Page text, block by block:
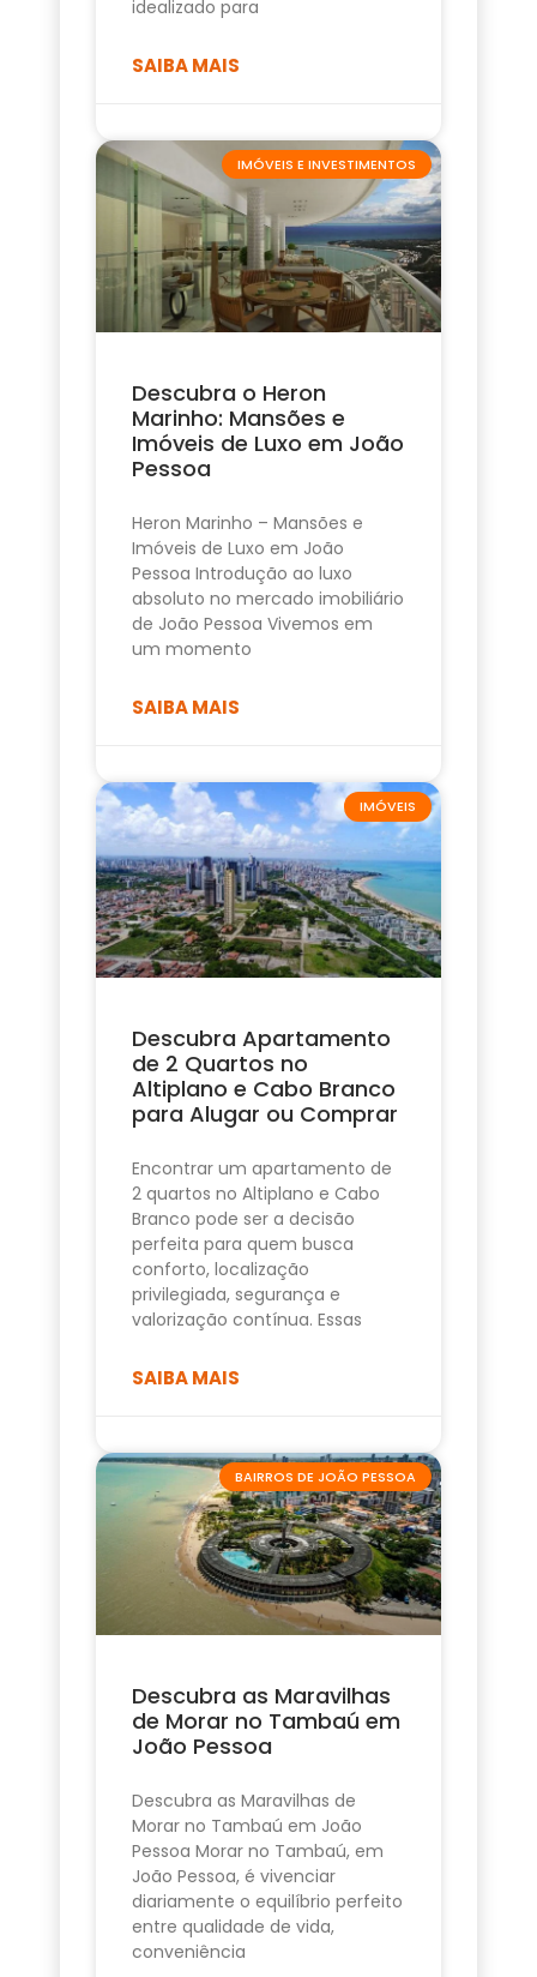
idealizado para
SAIBA MAIS
IMÓVEIS E INVESTIMENTOS
Descubra o Heron
Marinho: Mansões e
Imóveis de Luxo em João
Pessoa
Heron Marinho – Mansões e
Imóveis de Luxo em João
Pessoa Introdução ao luxo
absoluto no mercado imobiliário
de João Pessoa Vivemos em
um momento
SAIBA MAIS
IMÓVEIS
Descubra Apartamento
de 2 Quartos no
Altiplano e Cabo Branco
para Alugar ou Comprar
Encontrar um apartamento de
2 quartos no Altiplano e Cabo
Branco pode ser a decisão
perfeita para quem busca
conforto, localização
privilegiada, segurança e
valorização contínua. Essas
SAIBA MAIS
BAIRROS DE JOÃO PESSOA
Descubra as Maravilhas
de Morar no Tambaú em
João Pessoa
Descubra as Maravilhas de
Morar no Tambaú em João
Pessoa Morar no Tambaú, em
João Pessoa, é vivenciar
diariamente o equilíbrio perfeito
entre qualidade de vida,
conveniência